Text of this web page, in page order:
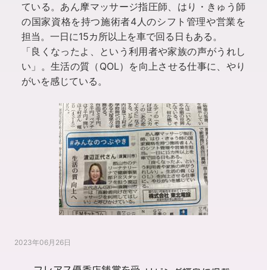
ている。あん摩マッサージ指圧師、はり・きゅう師
の国家資格を持つ施術者4人のシフト管理や営業を
担当。一日に15カ所以上を車で回る日もある。
「良くなったよ、という利用者や家族の声がうれし
い」。生活の質（QOL）を向上させる仕事に、やり
がいを感じている。
2023年06月26日